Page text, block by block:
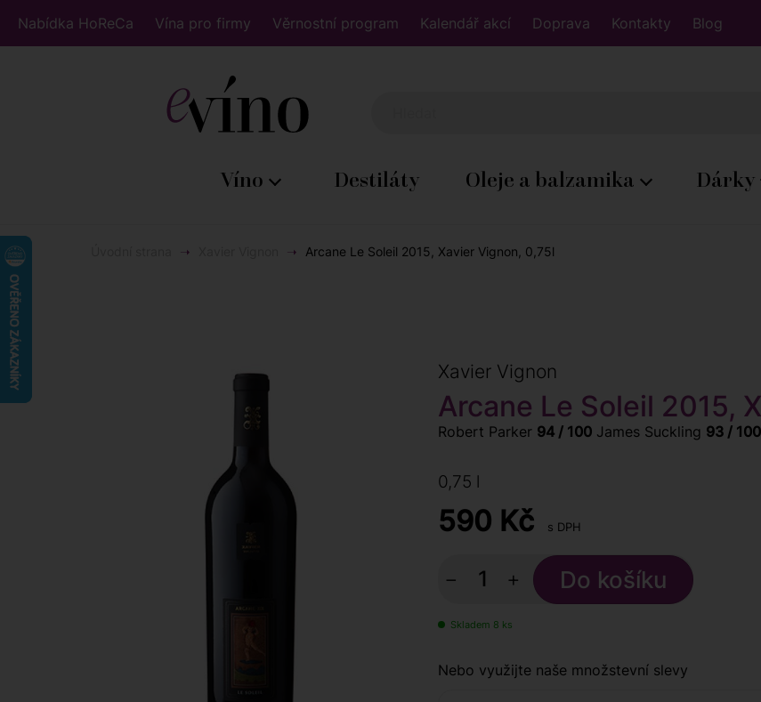
Nabídka HoReCa Vína pro firmy Věrnostní program Kalendář akcí Doprava Kontakty Blog
Víno Destiláty Oleje a balzamika Dárky
Arcane Le Soleil 2015, Xavier Vignon, 0,75l
Xavier Vignon
Arcane Le Soleil 2015,
Robert Parker 94 / 100 James Suckling 93 / 100
0,75 l
590 Kč s DPH
− +
Skladem 8 ks
Nebo využijte naše množstevní slevy